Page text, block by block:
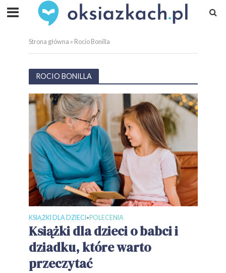
Strona główna » Rocio Bonilla
ROCIO BONILLA
KSIĄŻKI DLA DZIECI • POLECENIA
Książki dla dzieci o babci i
dziadku, które warto
przeczytać